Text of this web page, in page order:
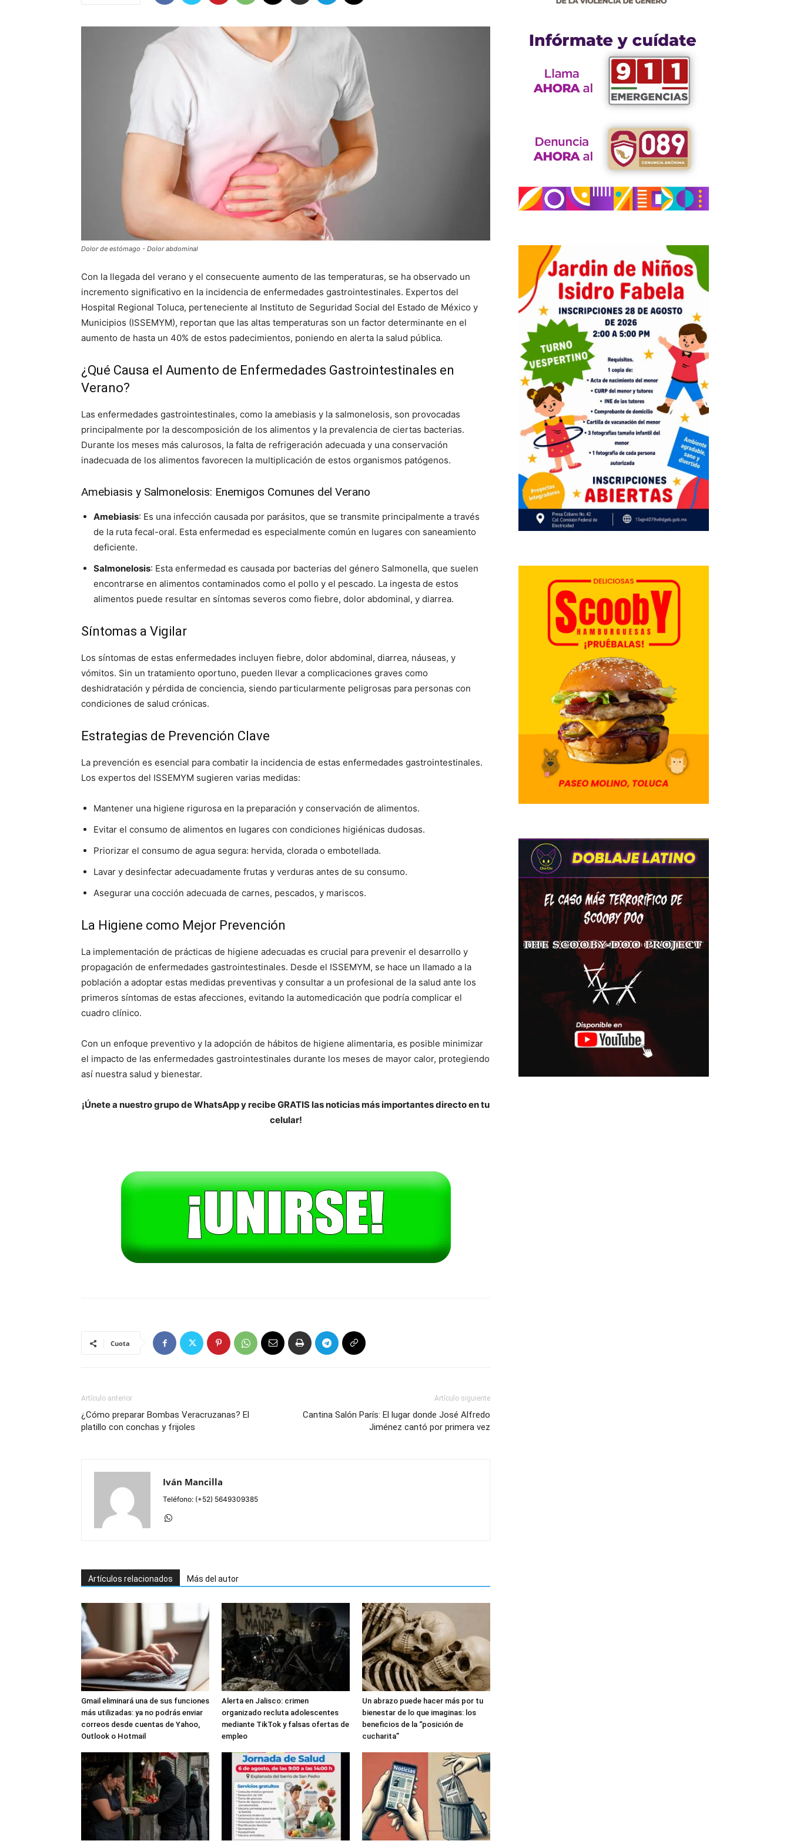
Dolor de estómago - Dolor abdominal
Con la llegada del verano y el consecuente aumento de las temperaturas, se ha observado un
incremento significativo en la incidencia de enfermedades gastrointestinales. Expertos del
Hospital Regional Toluca, perteneciente al Instituto de Seguridad Social del Estado de México y
Municipios (ISSEMYM), reportan que las altas temperaturas son un factor determinante en el
aumento de hasta un 40% de estos padecimientos, poniendo en alerta la salud pública.
¿Qué Causa el Aumento de Enfermedades Gastrointestinales en
Verano?
Las enfermedades gastrointestinales, como la amebiasis y la salmonelosis, son provocadas
principalmente por la descomposición de los alimentos y la prevalencia de ciertas bacterias.
Durante los meses más calurosos, la falta de refrigeración adecuada y una conservación
inadecuada de los alimentos favorecen la multiplicación de estos organismos patógenos.
Amebiasis y Salmonelosis: Enemigos Comunes del Verano
Amebiasis: Es una infección causada por parásitos, que se transmite principalmente a través
de la ruta fecal-oral. Esta enfermedad es especialmente común en lugares con saneamiento
deficiente.
Salmonelosis: Esta enfermedad es causada por bacterias del género Salmonella, que suelen
encontrarse en alimentos contaminados como el pollo y el pescado. La ingesta de estos
alimentos puede resultar en síntomas severos como fiebre, dolor abdominal, y diarrea.
Síntomas a Vigilar
Los síntomas de estas enfermedades incluyen fiebre, dolor abdominal, diarrea, náuseas, y
vómitos. Sin un tratamiento oportuno, pueden llevar a complicaciones graves como
deshidratación y pérdida de conciencia, siendo particularmente peligrosas para personas con
condiciones de salud crónicas.
Estrategias de Prevención Clave
La prevención es esencial para combatir la incidencia de estas enfermedades gastrointestinales.
Los expertos del ISSEMYM sugieren varias medidas:
Mantener una higiene rigurosa en la preparación y conservación de alimentos.
Evitar el consumo de alimentos en lugares con condiciones higiénicas dudosas.
Priorizar el consumo de agua segura: hervida, clorada o embotellada.
Lavar y desinfectar adecuadamente frutas y verduras antes de su consumo.
Asegurar una cocción adecuada de carnes, pescados, y mariscos.
La Higiene como Mejor Prevención
La implementación de prácticas de higiene adecuadas es crucial para prevenir el desarrollo y
propagación de enfermedades gastrointestinales. Desde el ISSEMYM, se hace un llamado a la
población a adoptar estas medidas preventivas y consultar a un profesional de la salud ante los
primeros síntomas de estas afecciones, evitando la automedicación que podría complicar el
cuadro clínico.
Con un enfoque preventivo y la adopción de hábitos de higiene alimentaria, es posible minimizar
el impacto de las enfermedades gastrointestinales durante los meses de mayor calor, protegiendo
así nuestra salud y bienestar.
¡Únete a nuestro grupo de WhatsApp y recibe GRATIS las noticias más importantes directo en tu
celular!
Cuota
Artículo anterior
¿Cómo preparar Bombas Veracruzanas? El
platillo con conchas y frijoles
Artículo siguiente
Cantina Salón París: El lugar donde José Alfredo
Jiménez cantó por primera vez
Iván Mancilla
Teléfono: (+52) 5649309385
Artículos relacionados Más del autor
Gmail eliminará una de sus funciones
más utilizadas: ya no podrás enviar
correos desde cuentas de Yahoo,
Outlook o Hotmail
Alerta en Jalisco: crimen
organizado recluta adolescentes
mediante TikTok y falsas ofertas de
empleo
Un abrazo puede hacer más por tu
bienestar de lo que imaginas: los
beneficios de la “posición de
cucharita”